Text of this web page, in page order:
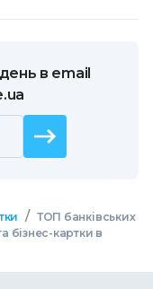
в email
/ ТОП банківських
картки в